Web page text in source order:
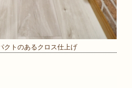
クトのあるクロス仕上げ